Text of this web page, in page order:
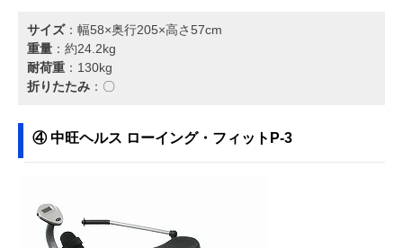
サイズ：幅58×奥行205×高さ57cm
重量 ：約24.2kg
耐荷重 ：130kg
折りたたみ ：〇
④ 中旺ヘルス ローイング・フィットP-3